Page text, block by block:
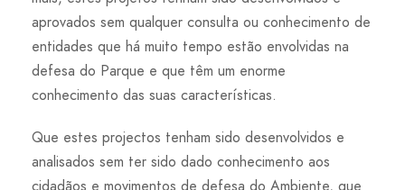
aprovados sem qualquer consulta ou conhecimento de
entidades que há muito tempo estão envolvidas na
defesa do Parque e que têm um enorme
conhecimento das suas características.
Que estes projectos tenham sido desenvolvidos e
analisados sem ter sido dado conhecimento aos